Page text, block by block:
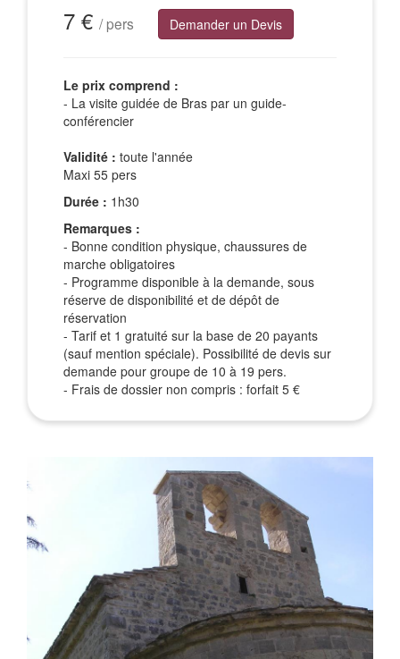
7 € / pers Demander un Devis
Le prix comprend :
- La visite guidée de Bras par un guide-
conférencier
Validité : toute l'année
Maxi 55 pers
Durée : 1h30
Remarques :
- Bonne condition physique, chaussures de
marche obligatoires
- Programme disponible à la demande, sous
réserve de disponibilité et de dépôt de
réservation
- Tarif et 1 gratuité sur la base de 20 payants
(sauf mention spéciale). Possibilité de devis sur
demande pour groupe de 10 à 19 pers.
- Frais de dossier non compris : forfait 5 €